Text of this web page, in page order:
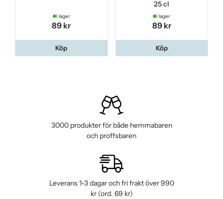
I lager
89 kr
Köp
25 cl
I lager
89 kr
Köp
3000 produkter för både hemmabaren
och proffsbaren
Leverans 1-3 dagar och fri frakt över 990
kr (ord. 69 kr)